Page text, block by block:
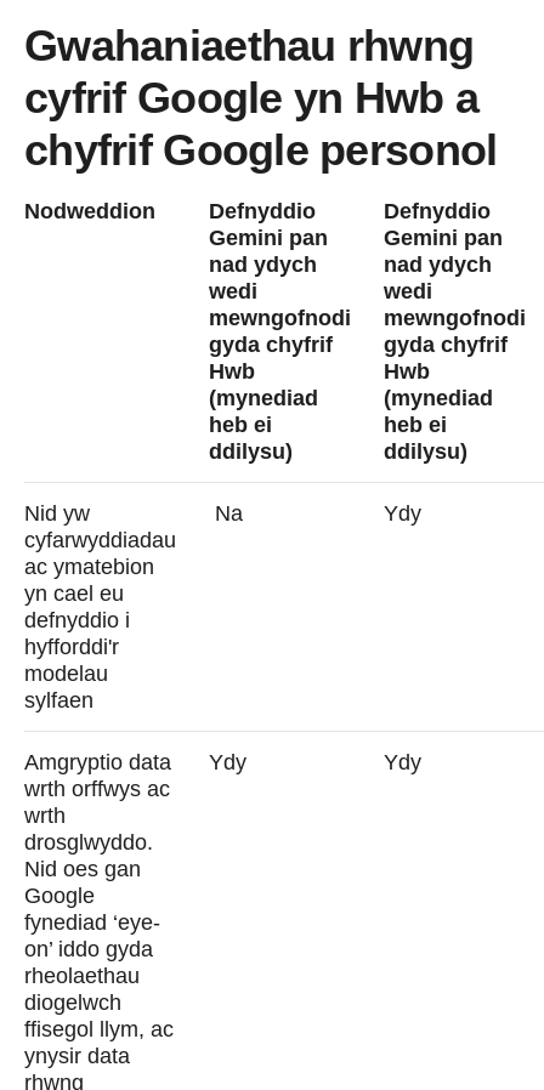
Gwahaniaethau rhwng
cyfrif Google yn Hwb a
chyfrif Google personol
Nodweddion
Defnyddio
Gemini pan
nad ydych
wedi
mewngofnodi
gyda chyfrif
Hwb
(mynediad
heb ei
ddilysu)
Defnyddio
Gemini pan
nad ydych
wedi
mewngofnodi
gyda chyfrif
Hwb
(mynediad
heb ei
ddilysu)
Nid yw
cyfarwyddiadau
ac ymatebion
yn cael eu
defnyddio i
hyfforddi'r
modelau
sylfaen
Na Ydy
Amgryptio data
wrth orffwys ac
wrth
drosglwyddo.
Nid oes gan
Google
fynediad ‘eye-
on’ iddo gyda
rheolaethau
diogelwch
ffisegol llym, ac
ynysir data
rhwng
Ydy Ydy